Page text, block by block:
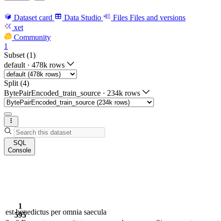
Dataset card Data Studio Files Files and versions
xet
Community
1
Subset (1)
default · 478k rows
Split (4)
BytePairEncoded_train_source · 234k rows
SQL
Console
1
595
est benedictus per omnia saecula